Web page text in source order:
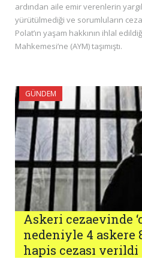
ardından aile emir verenlerin
yürütülmediği ve sorumluların
Polat’ın yaşam hakkının ihlal
Mahkemesi’ne (AYM) taşımıştı.
GÜNDEM
Askeri cezaevinde
nedeniyle 4 askere
hapis cezası verildi